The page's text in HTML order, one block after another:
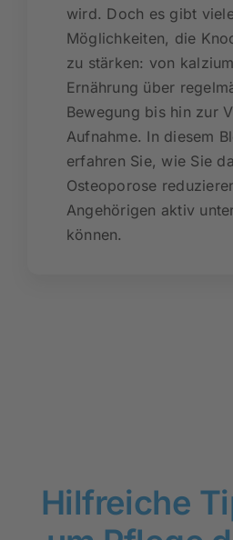
wird. Doch es gibt
Möglichkeiten, die
zu stärken: von
Ernährung über
Bewegung bis hin zur
Aufnahme. In diesem
erfahren Sie, wie Sie
Osteoporose
Angehörigen aktiv
können.
Hilfreiche